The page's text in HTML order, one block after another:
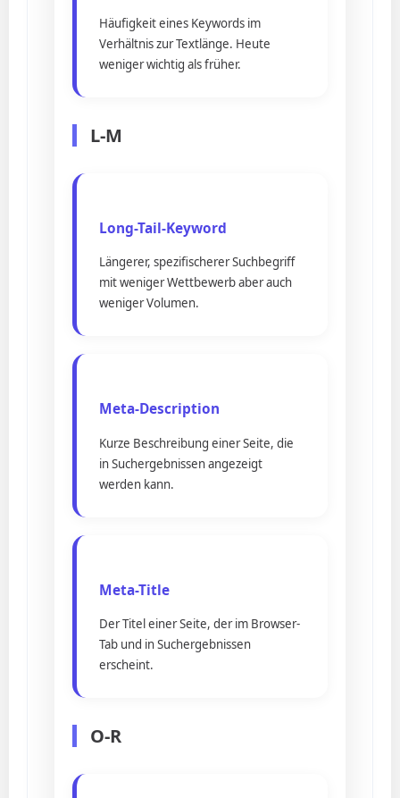
Häufigkeit eines Keywords im
Verhältnis zur Textlänge. Heute
weniger wichtig als früher.
L-M
Long-Tail-Keyword
Längerer, spezifischerer Suchbegriff
mit weniger Wettbewerb aber auch
weniger Volumen.
Meta-Description
Kurze Beschreibung einer Seite, die
in Suchergebnissen angezeigt
werden kann.
Meta-Title
Der Titel einer Seite, der im Browser-
Tab und in Suchergebnissen
erscheint.
O-R